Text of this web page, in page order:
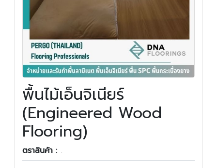
พื้นไม้เอ็นจิเนียร์
(Engineered Wood
Flooring)
ตราสินค้า : .